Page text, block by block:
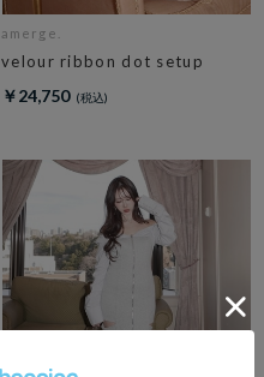
amerge.
velour ribbon dot setup
￥24,750